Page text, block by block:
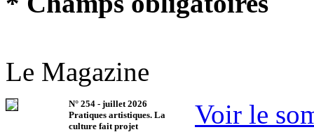
Le Magazine
N° 254 - juillet 2026
Pratiques artistiques. La
culture fait projet
Voir le